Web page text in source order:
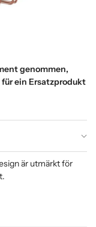
genommen,
ein Ersatzprodukt
är utmärkt för